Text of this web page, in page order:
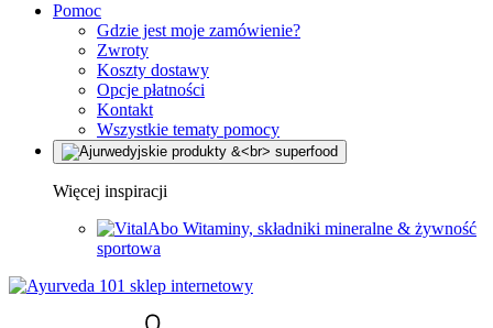
Pomoc
Gdzie jest moje zamówienie?
Zwroty
Koszty dostawy
Opcje płatności
Kontakt
Wszystkie tematy pomocy
Więcej inspiracji
Witaminy, składniki mineralne & żywność
sportowa